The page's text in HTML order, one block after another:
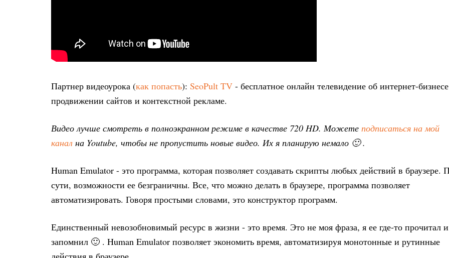
Партнер видеоурока (как попасть): SeoPult TV - бесплатное онлайн телевидение об интернет-
продвижении сайтов и контекстной рекламе.
Видео лучше смотреть в полноэкранном режиме в качестве 720 HD. Можете подписаться на мой
канал на Youtube, чтобы не пропустить новые видео. Их я планирую немало 🙂 .
Human Emulator - это программа, которая позволяет создавать скрипты любых действий в браузере.
сути, возможности ее безграничны. Все, что можно делать в браузере, программа позволяет
автоматизировать. Говоря простыми словами, это конструктор программ.
Единственный невозобновимый ресурс в жизни - это время. Это не моя фраза, я ее где-то прочитал и
запомнил 🙂 . Human Emulator позволяет экономить время, автоматизируя монотонные и рутинные